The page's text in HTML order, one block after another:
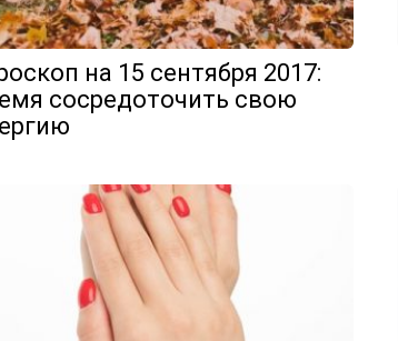
на 15 сентября 2017:
сосредоточить свою